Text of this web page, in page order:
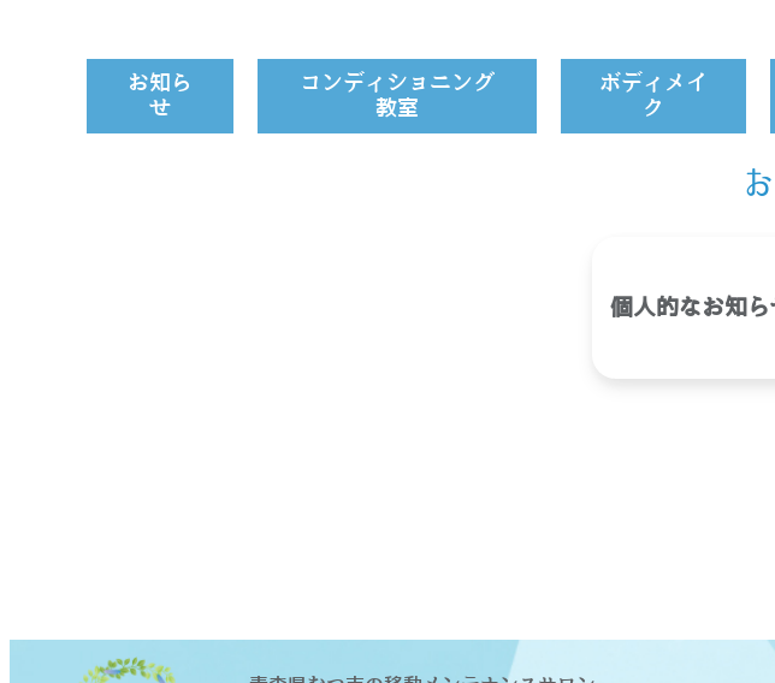
お知ら
せ
コンディショニング
教室
ボディメイ
ク
個人的なお知ら